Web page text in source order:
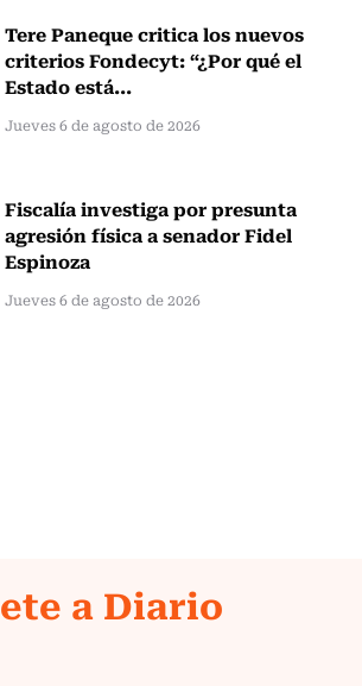
Tere Paneque critica los nuevos
criterios Fondecyt: “¿Por qué el
Estado está...
Jueves 6 de agosto de 2026
Fiscalía investiga por presunta
agresión física a senador Fidel
Espinoza
Jueves 6 de agosto de 2026